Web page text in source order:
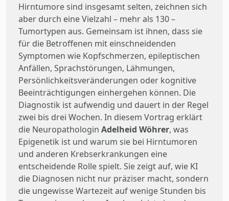
Hirntumore sind insgesamt selten, zeichnen sich
aber durch eine Vielzahl – mehr als 130 ­–
Tumortypen aus. Gemeinsam ist ihnen, dass sie
für die Betroffenen mit einschneidenden
Symptomen wie Kopfschmerzen, epileptischen
Anfällen, Sprachstörungen, Lähmungen,
Persönlichkeitsveränderungen oder kognitive
Beeinträchtigungen einhergehen können. Die
Diagnostik ist aufwendig und dauert in der Regel
zwei bis drei Wochen. In diesem Vortrag erklärt
die Neuropathologin Adelheid Wöhrer, was
Epigenetik ist und warum sie bei Hirntumoren
und anderen Krebserkrankungen eine
entscheidende Rolle spielt. Sie zeigt auf, wie KI
die Diagnosen nicht nur präziser macht, sondern
die ungewisse Wartezeit auf wenige Stunden bis